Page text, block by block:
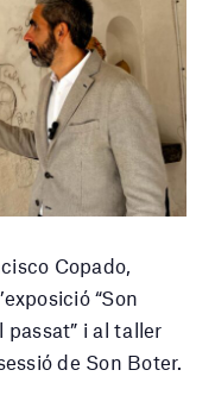
Copado,
“Son
passat” i al taller
de Son Boter.